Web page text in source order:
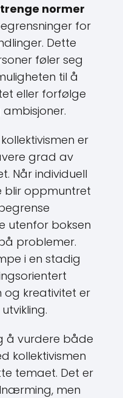
normer
for
Dette
føler seg
til å
eller forfølge
er
grad av
Når individuell
blir oppmuntret
utenfor boksen
problemer.
i en stadig
og kreativitet er
å vurdere både
kollektivismen
temaet. Det er
men